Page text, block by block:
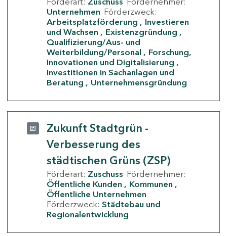
Unternehmen Förderzweck:
Arbeitsplatzförderung
Investieren
und Wachsen
Existenzgründung
Qualifizierung/Aus- und
Weiterbildung/Personal
Forschung,
Innovationen und Digitalisierung
Investitionen in Sachanlagen und
Beratung
Unternehmensgründung
Zukunft Stadtgrün -
Verbesserung des
städtischen Grüns (ZSP)
Förderart: Zuschuss Fördernehmer:
Öffentliche Kunden
Kommunen
Öffentliche Unternehmen
Förderzweck: Städtebau und
Regionalentwicklung